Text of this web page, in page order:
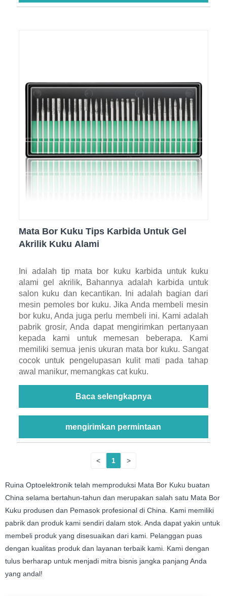
Mata Bor Kuku Tips Karbida Untuk Gel
Akrilik Kuku Alami
Ini adalah tip mata bor kuku karbida untuk kuku
alami gel akrilik, Bahannya adalah karbida untuk
salon kuku dan kecantikan. Ini adalah bagian dari
mesin pemoles bor kuku. Jika Anda membeli mesin
bor kuku, Anda juga perlu membeli ini. Kami adalah
pabrik grosir, Anda dapat mengirimkan pertanyaan
kepada kami untuk memesan beberapa. Kami
memiliki semua jenis ukuran mata bor kuku. Sangat
cocok untuk pengelupasan kulit mati pada tahap
awal manikur, memangkas cat kuku.
Baca selengkapnya
mengirimkan permintaan
< 1 >
Ruina Optoelektronik telah memproduksi Mata Bor Kuku buatan
China selama bertahun-tahun dan merupakan salah satu Mata Bor
Kuku produsen dan Pemasok profesional di China. Kami memiliki
pabrik dan produk kami sendiri dalam stok. Anda dapat yakin untuk
membeli produk yang disesuaikan dari kami. Pelanggan puas
dengan kualitas produk dan layanan terbaik kami. Kami dengan
tulus berharap untuk menjadi mitra bisnis jangka panjang Anda
yang andal!